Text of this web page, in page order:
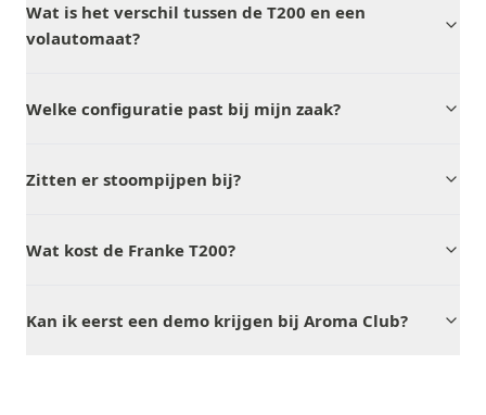
Wat is het verschil tussen de T200 en een
volautomaat?
Welke configuratie past bij mijn zaak?
Zitten er stoompijpen bij?
Wat kost de Franke T200?
Kan ik eerst een demo krijgen bij Aroma Club?